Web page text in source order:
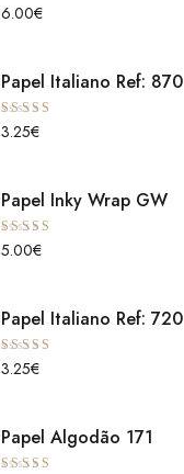
Avaliação
5.00 de 5
6.00€
Papel Italiano Ref: 870
Avaliação
5.00de 5
3.25€
Papel Inky Wrap GW
Avaliação
5.00 de 5
5.00€
Papel Italiano Ref: 720
Avaliação
5.00de 5
3.25€
Papel Algodão 171